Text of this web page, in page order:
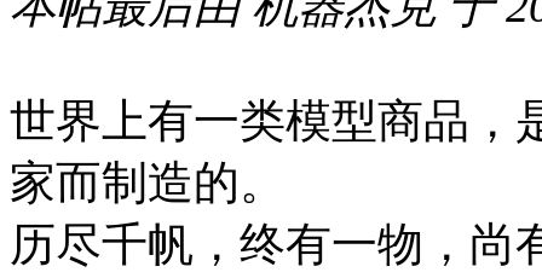
世界上有一类模型商品，
家而制造的。
历尽千帆，终有一物，尚